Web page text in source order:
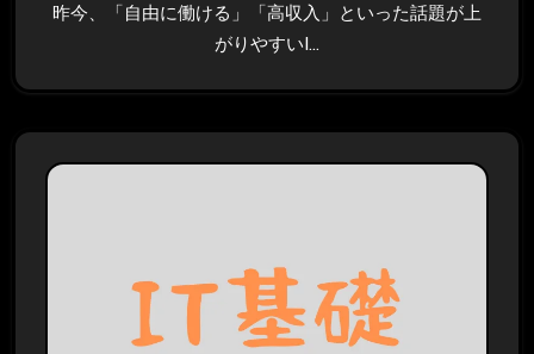
昨今、「自由に働ける」「高収入」といった話題が上
がりやすいI…